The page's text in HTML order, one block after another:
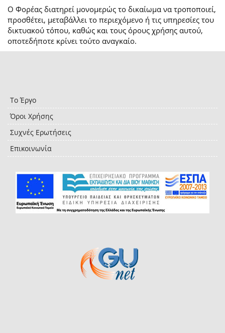
Ο Φορέας διατηρεί μονομερώς το δικαίωμα να τροποποιεί,
προσθέτει, μεταβάλλει το περιεχόμενο ή τις υπηρεσίες του
δικτυακού τόπου, καθώς και τους όρους χρήσης αυτού,
οποτεδήποτε κρίνει τούτο αναγκαίο.
Το Έργο
Όροι Χρήσης
Συχνές Ερωτήσεις
Επικοινωνία